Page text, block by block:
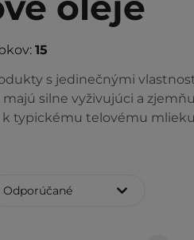
15
s jedinečnými
majú silne vyživujúci a
typickému telovému
Odporúčané